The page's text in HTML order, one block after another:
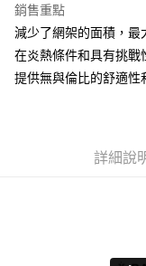
4.訂單成立30分鐘內，如
消。如遇「轉專審核」未
法說明評估內容。
【繳款方式說明】
1.分期款項不併入電信帳
2.基於同意付款使用「大
資料（包含姓名、電話
１．簡單：不需註冊會員
２．便利：只要手機號碼
３．安心：先確認商品／
【「AFTEE先享後付」結
ATM／網路銀行／等多
※ 交易是否成功請以「
是否繳費成功／繳費後
https://
貨到付款
運送方式
宅配
每筆NT$130，滿
銷售重點
減少了網架的面積，最
在炎熱條件和具有挑戰
提供無與倫比的舒適性
詳細說